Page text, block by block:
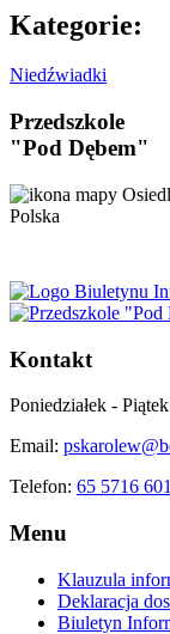
Kategorie:
Niedźwiadki
Przedszkole
"Pod Dębem"
Polska
Kontakt
Poniedziałek -
Email:
Telefon: 65 5716 601
Menu
Klauzula
Deklaracja
Biuletyn